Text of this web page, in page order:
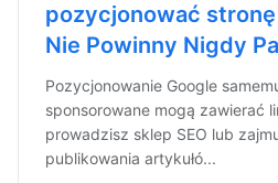
pozycjonować
Nie Powinny Nigdy
Pozycjonowanie Google
sponsorowane mogą zawierać
prowadzisz sklep SEO lub
publikowania artykułó...